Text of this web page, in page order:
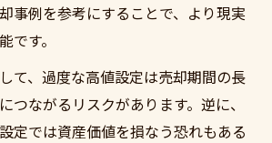
事例を参考にすることで、より現実
です。
て、過度な高値設定は売却期間の長
つながるリスクがあります。逆に、
定では資産価値を損なう恐れもある